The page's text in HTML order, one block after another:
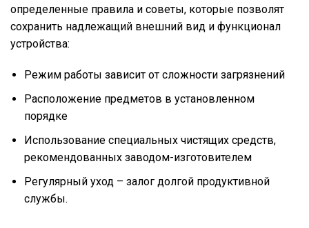
определенные правила и советы, которые позволят
сохранить надлежащий внешний вид и функционал
устройства:
Режим работы зависит от сложности загрязнений
Расположение предметов в установленном
порядке
Использование специальных чистящих средств,
рекомендованных заводом-изготовителем
Регулярный уход – залог долгой продуктивной
службы.